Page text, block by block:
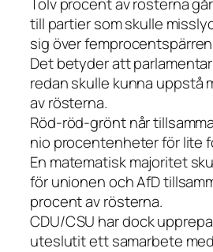
till partier som skulle
sig över
Det betyder att
redan skulle kunna uppstå
av rösterna.
Röd-röd-grönt når
nio procentenheter för lite
En matematisk majoritet
för unionen och AfD
procent av rösterna.
CDU/CSU har dock
uteslutit ett samarbete